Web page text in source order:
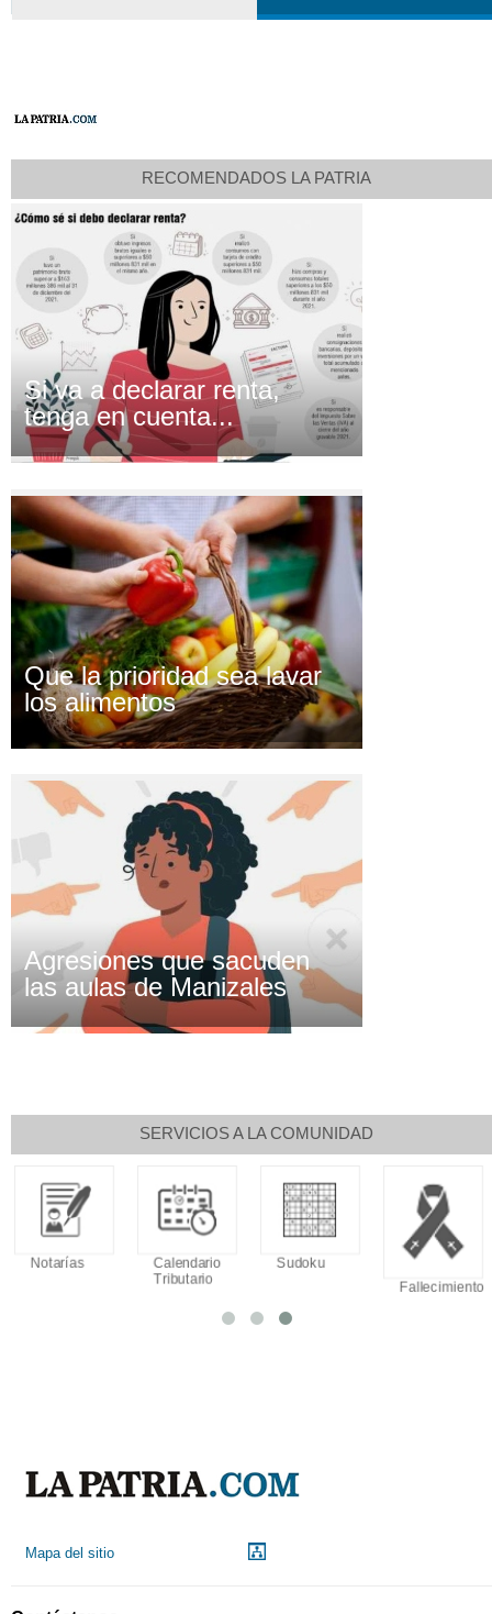
RECOMENDADOS LA PATRIA
Si va a declarar renta,
tenga en cuenta...
Que la prioridad sea lavar
los alimentos
Agresiones que sacuden
las aulas de Manizales
SERVICIOS A LA COMUNIDAD
Notarías
Calendario
Tributario
Sudoku
Fallecimiento
Mapa del sitio